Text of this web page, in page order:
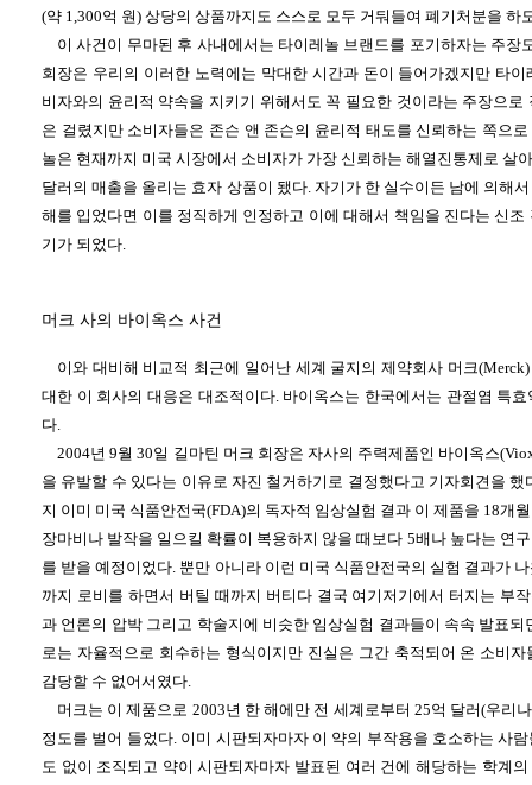
(약 1,300억 원) 상당의 상품까지도 스스로 모두 거둬들여 폐기처분을 하
이 사건이 무마된 후 사내에서는 타이레놀 브랜드를 포기하자는 주장
회장은 우리의 이러한 노력에는 막대한 시간과 돈이 들어가겠지만 타
비자와의 윤리적 약속을 지키기 위해서도 꼭 필요한 것이라는 주장으로
은 걸렸지만 소비자들은 존슨 앤 존슨의 윤리적 태도를 신뢰하는 쪽으
놀은 현재까지 미국 시장에서 소비자가 가장 신뢰하는 해열진통제로 살
달러의 매출을 올리는 효자 상품이 됐다. 자기가 한 실수이든 남에 의해
해를 입었다면 이를 정직하게 인정하고 이에 대해서 책임을 진다는 신
기가 되었다.
머크 사의 바이옥스 사건
이와 대비해 비교적 최근에 일어난 세계 굴지의 제약회사 머크
대한 이 회사의 대응은 대조적이다. 바이옥스는 한국에서는 관절염 특
다.
2004년 9월 30일 길마틴 머크 회장은 자사의 주력제품인 바이옥스
을 유발할 수 있다는 이유로 자진 철거하기로 결정했다고 기자회견을
지 이미 미국 식품안전국(FDA)의 독자적 임상실험 결과 이 제품을 18개
장마비나 발작을 일으킬 확률이 복용하지 않을 때보다 5배나 높다는 연
를 받을 예정이었다. 뿐만 아니라 이런 미국 식품안전국의 실험 결과가
까지 로비를 하면서 버틸 때까지 버티다 결국 여기저기에서 터지는 부
과 언론의 압박 그리고 학술지에 비슷한 임상실험 결과들이 속속 발표
로는 자율적으로 회수하는 형식이지만 진실은 그간 축적되어 온 소비
감당할 수 없어서였다.
머크는 이 제품으로 2003년 한 해에만 전 세계로부터 25억 달러(우리
정도를 벌어 들었다. 이미 시판되자마자 이 약의 부작용을 호소하는 사
도 없이 조직되고 약이 시판되자마자 발표된 여러 건에 해당하는 학계